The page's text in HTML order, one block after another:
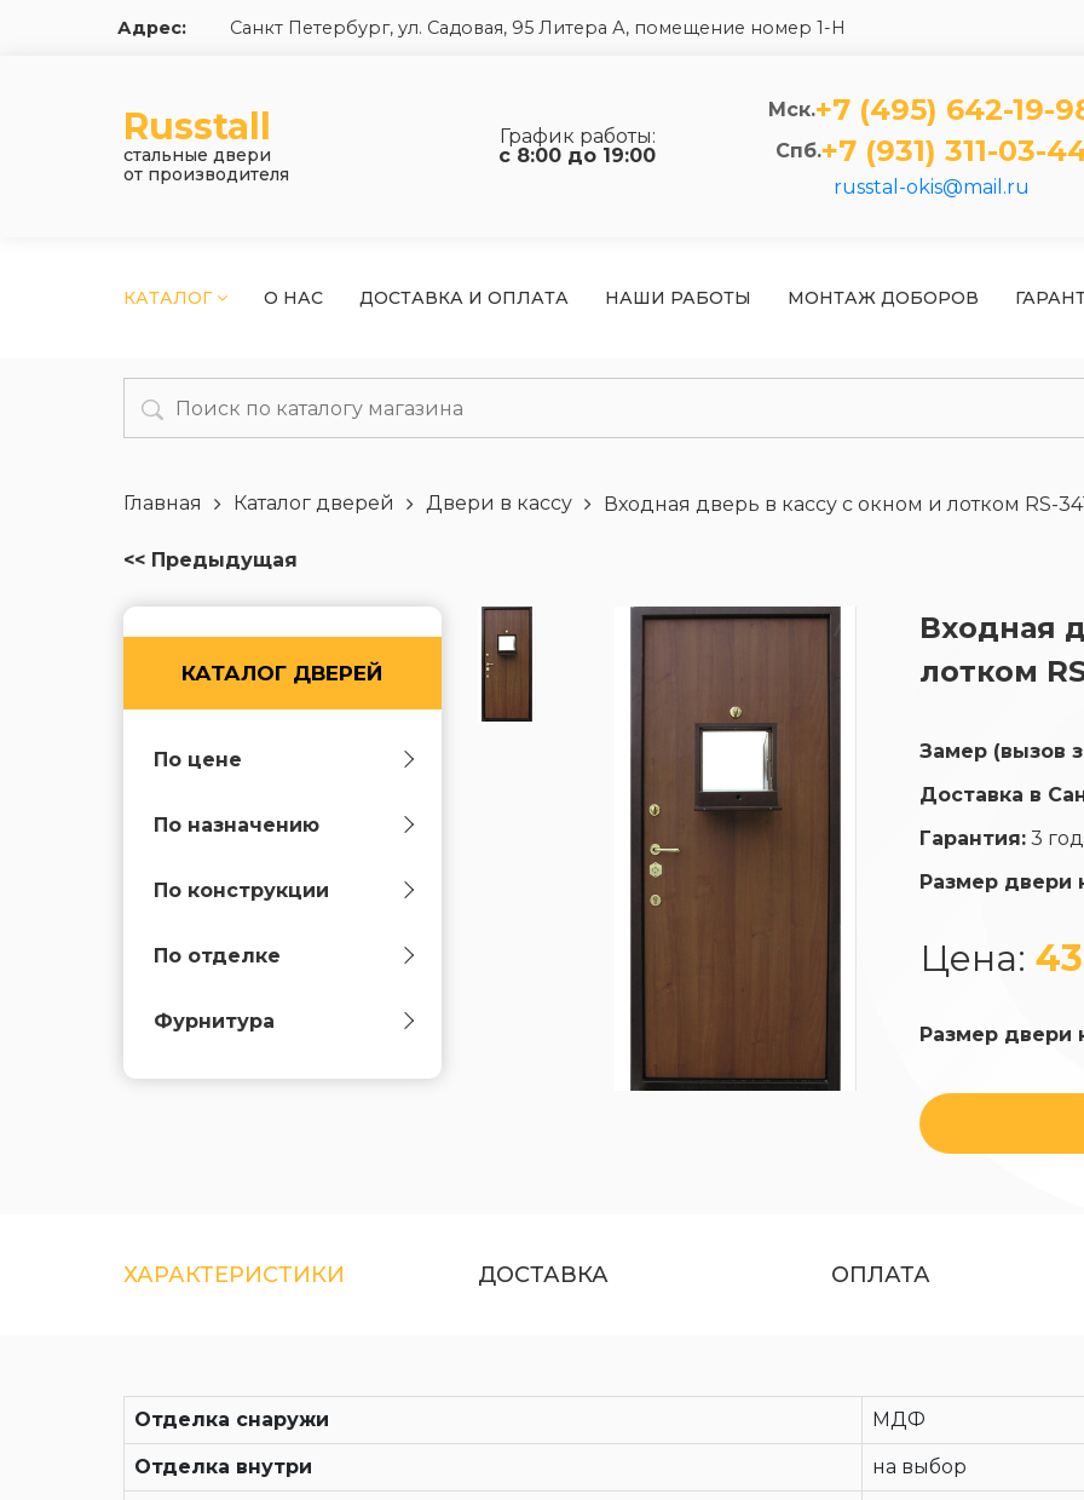
Адрес: Санкт Петербург, ул. Садовая, 95 Литера А, помещение номер 1-Н
Russtall
стальные двери
от производителя
График работы:
с 8:00 до 19:00
Мск.+7 (495) 642-19-
Спб.+7 (931) 311-03-
russtal-okis@mail.ru
КАТАЛОГ О НАС ДОСТАВКА И ОПЛАТА НАШИ РАБОТЫ МОНТАЖ ДОБОРОВ
Главная Каталог дверей Двери в кассу Входная дверь в кассу с окном и лотком RS-
<< Предыдущая
КАТАЛОГ ДВЕРЕЙ
По цене
По назначению
По конструкции
По отделке
Фурнитура
Входная
лотком
Замер (вызов
Доставка в
Гарантия: 3
Размер двери
Цена:
Размер двери
ХАРАКТЕРИСТИКИ ДОСТАВКА ОПЛАТА
Отделка снаружи МДФ
Отделка внутри на выбор